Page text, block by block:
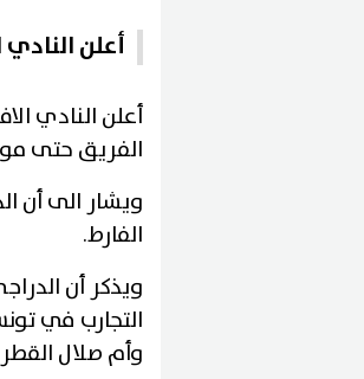
أعلن
أعلن النادي
الفريق حتى موفى
ويشار الى أن
الفارط.
التجارب في
وأم صلال